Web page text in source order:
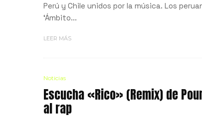
Perú y Chile unidos por la música. Los
‘Ámbito...
LEER MÁS
Noticias
Escucha «Rico» (Remix) de
al rap